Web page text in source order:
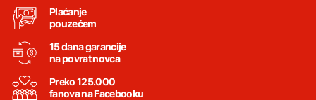
Plaćanje
pouzećem
15 dana garancije
na povrat novca
Preko 125.000
fanova na Facebooku